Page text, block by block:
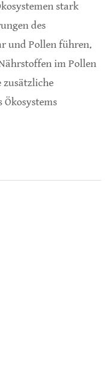
stark
des
und Pollen führen.
im Pollen
zusätzliche